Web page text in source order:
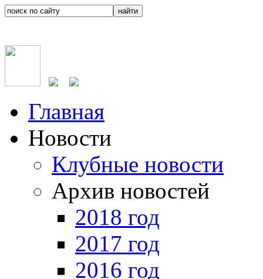
Главная
Новости
Клубные новости
Архив новостей
2018 год
2017 год
2016 год